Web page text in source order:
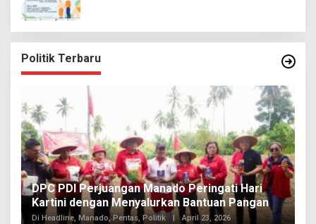
Politik Terbaru
DPC PDI Perjuangan Manado Peringati Hari
Kartini dengan Menyalurkan Bantuan Pangan
Di Headline, Manado, Pentas, Politik | April 23, 2026